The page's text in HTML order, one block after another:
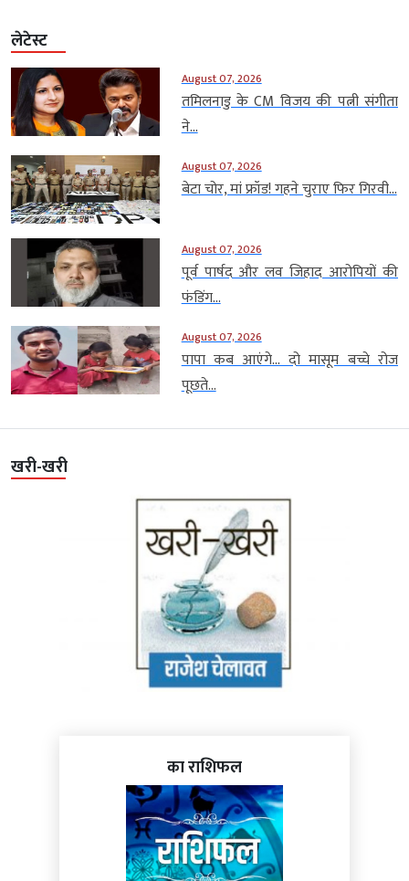
लेटेस्ट
August 07, 2026
तमिलनाडु के CM विजय की पत्नी संगीता
ने...
August 07, 2026
बेटा चोर, मां फ्रॉड! गहने चुराए फिर गिरवी...
August 07, 2026
पूर्व पार्षद और लव जिहाद आरोपियों की
फंडिंग...
August 07, 2026
पापा कब आएंगे… दो मासूम बच्चे रोज
पूछते...
खरी-खरी
का राशिफल